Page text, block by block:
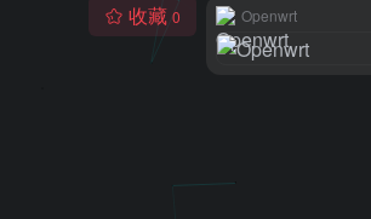
收藏 0 Openwrt